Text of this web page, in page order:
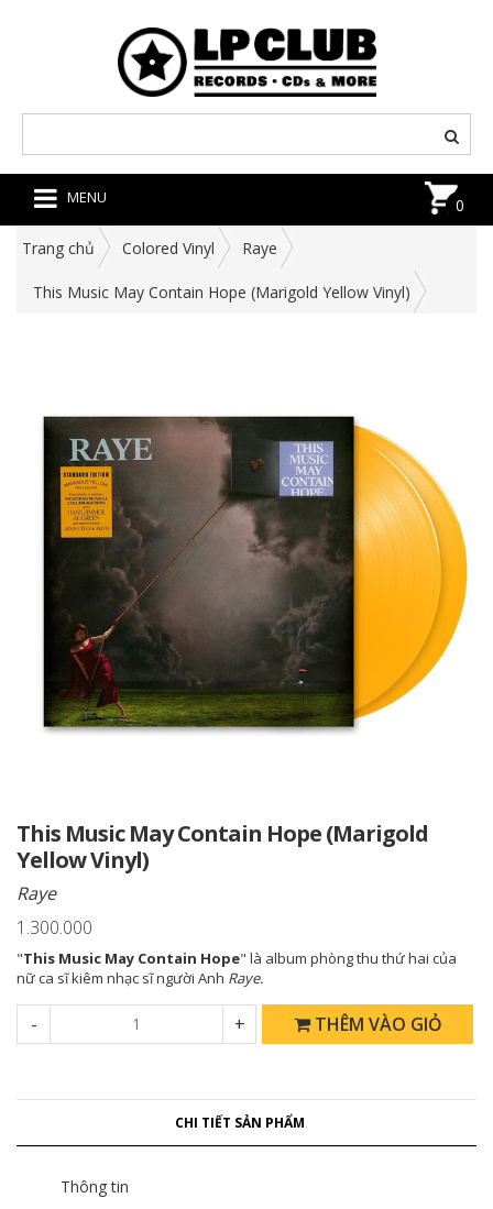
MENU 0
Trang chủ Colored Vinyl Raye
This Music May Contain Hope (Marigold Yellow Vinyl)
This Music May Contain Hope (Marigold
Yellow Vinyl)
Raye
1.300.000
"This Music May Contain Hope" là album phòng thu thứ hai của
nữ ca sĩ kiêm nhạc sĩ người Anh Raye.
+
- THÊM VÀO GIỎ
CHI TIẾT SẢN PHẨM
Thông tin